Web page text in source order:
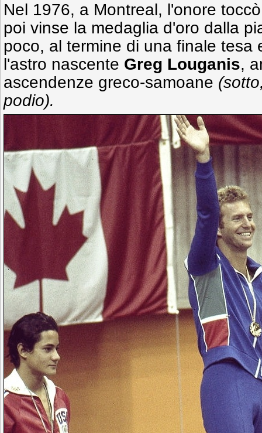
Nel 1976, a Montreal, l'onore
poi vinse la medaglia d'oro dalla
poco, al termine di una finale tesa
l'astro nascente Greg Louganis,
ascendenze greco-samoane
podio).